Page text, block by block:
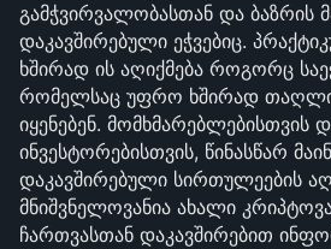
გამჭვირვალობასთან და ბაზრის
დაკავშირებული ეჭვებიც.
ხშირად ის აღიქმება როგორც
რომელსაც უფრო ხშირად
იყენებენ. მომხმარებლებისთვის
ინვესტორებისთვის, წინასწარ
დაკავშირებული სირთულეების
მნიშვნელოვანია ახალი
ჩართვასთან დაკავშირებით